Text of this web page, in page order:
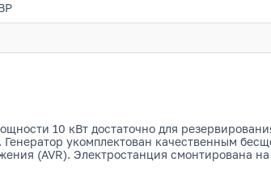
10 кВт достаточно для
укомплектован качественным
(AVR). Электростанция смонтирована